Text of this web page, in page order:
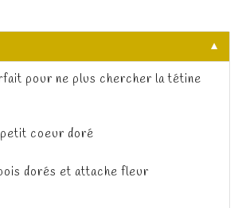
▼
pour ne plus chercher la tétine
coeur doré
dorés et attache fleur